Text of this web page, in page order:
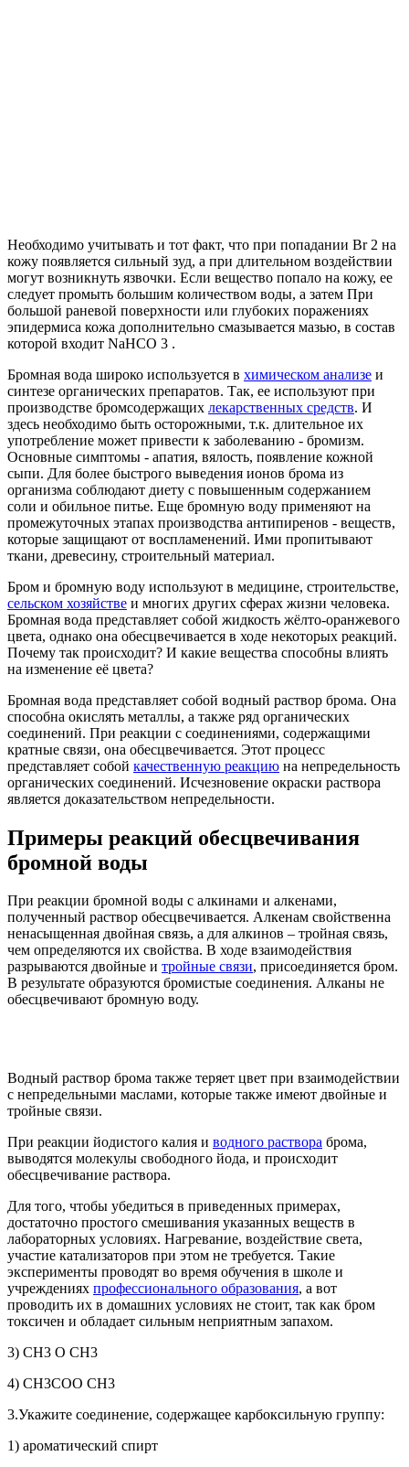
Необходимо учитывать и тот факт, что при попадании Br 2 на
кожу появляется сильный зуд, а при длительном воздействии
могут возникнуть язвочки. Если вещество попало на кожу, ее
следует промыть большим количеством воды, а затем При
большой раневой поверхности или глубоких поражениях
эпидермиса кожа дополнительно смазывается мазью, в состав
которой входит NaHCO 3 .
Бромная вода широко используется в химическом анализе и
синтезе органических препаратов. Так, ее используют при
производстве бромсодержащих лекарственных средств. И
здесь необходимо быть осторожными, т.к. длительное их
употребление может привести к заболеванию - бромизм.
Основные симптомы - апатия, вялость, появление кожной
сыпи. Для более быстрого выведения ионов брома из
организма соблюдают диету с повышенным содержанием
соли и обильное питье. Еще бромную воду применяют на
промежуточных этапах производства антипиренов - веществ,
которые защищают от воспламенений. Ими пропитывают
ткани, древесину, строительный материал.
Бром и бромную воду используют в медицине, строительстве,
сельском хозяйстве и многих других сферах жизни человека.
Бромная вода представляет собой жидкость жёлто-оранжевого
цвета, однако она обесцвечивается в ходе некоторых реакций.
Почему так происходит? И какие вещества способны влиять
на изменение её цвета?
Бромная вода представляет собой водный раствор брома. Она
способна окислять металлы, а также ряд органических
соединений. При реакции с соединениями, содержащими
кратные связи, она обесцвечивается. Этот процесс
представляет собой качественную реакцию на непредельность
органических соединений. Исчезновение окраски раствора
является доказательством непредельности.
Примеры реакций обесцвечивания
бромной воды
При реакции бромной воды с алкинами и алкенами,
полученный раствор обесцвечивается. Алкенам свойственна
ненасыщенная двойная связь, а для алкинов – тройная связь,
чем определяются их свойства. В ходе взаимодействия
разрываются двойные и тройные связи, присоединяется бром.
В результате образуются бромистые соединения. Алканы не
обесцвечивают бромную воду.
Водный раствор брома также теряет цвет при взаимодействии
с непредельными маслами, которые также имеют двойные и
тройные связи.
При реакции йодистого калия и водного раствора брома,
выводятся молекулы свободного йода, и происходит
обесцвечивание раствора.
Для того, чтобы убедиться в приведенных примерах,
достаточно простого смешивания указанных веществ в
лабораторных условиях. Нагревание, воздействие света,
участие катализаторов при этом не требуется. Такие
эксперименты проводят во время обучения в школе и
учреждениях профессионального образования, а вот
проводить их в домашних условиях не стоит, так как бром
токсичен и обладает сильным неприятным запахом.
3) СН3 О СН3
4) СН3СОО СН3
3.Укажите соединение, содержащее карбоксильную группу:
1) ароматический спирт